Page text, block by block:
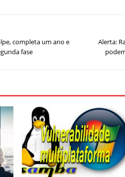
completa um ano e
fase
Alerta: